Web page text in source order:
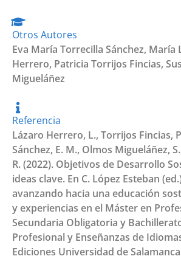
Otros Autores
Eva María Torrecilla Sánchez, María
Herrero, Patricia Torrijos Fincias,
Migueláñez
Referencia
Lázaro Herrero, L., Torrijos Fincias,
Sánchez, E. M., Olmos Migueláñez,
R. (2022). Objetivos de Desarrollo
ideas clave. En C. López Esteban
avanzando hacia una educación
y experiencias en el Máster en
Secundaria Obligatoria y
Profesional y Enseñanzas de
Ediciones Universidad de